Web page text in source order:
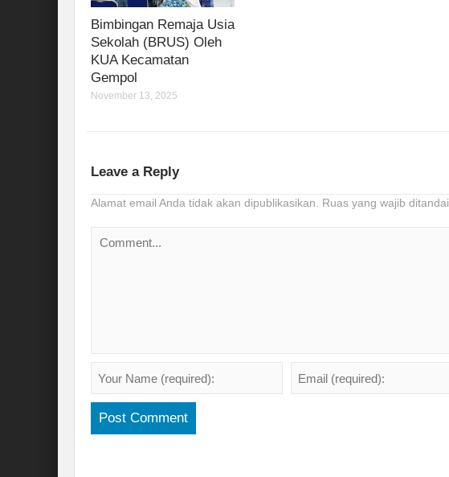
Bimbingan Remaja Usia
Sekolah (BRUS) Oleh
KUA Kecamatan
Gempol
November 13, 2025
Leave a Reply
Alamat email Anda tidak akan dipublikasikan. Ruas yang wajib ditandai